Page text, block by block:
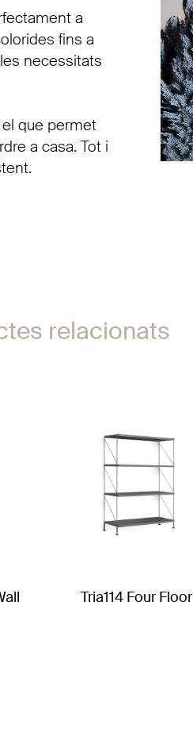
a
fins a
necessitats
que permet
a casa. Tot i
relacionats
Tria114 Four Floor